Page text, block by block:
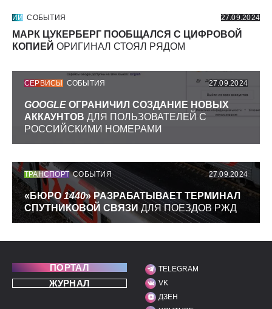
ИИ СОБЫТИЯ 27.09.2024
МАРК ЦУКЕРБЕРГ ПООБЩАЛСЯ С ЦИФРОВОЙ
КОПИЕЙ ОРИГИНАЛ СТОЯЛ РЯДОМ
СЕРВИСЫ СОБЫТИЯ 27.09.2024
GOOGLE ОГРАНИЧИЛ СОЗДАНИЕ НОВЫХ
АККАУНТОВ ДЛЯ ПОЛЬЗОВАТЕЛЕЙ С
РОССИЙСКИМИ НОМЕРАМИ
ТРАНСПОРТ СОБЫТИЯ 27.09.2024
«БЮРО1440» РАЗРАБАТЫВАЕТ ТЕРМИНАЛ
СПУТНИКОВОЙ СВЯЗИ ДЛЯ ПОЕЗДОВ РЖД
ПОРТАЛ
ЖУРНАЛ
МЫ В СОЦИАЛЬНЫХ
TELEGRAM
VK
ДЗЕН